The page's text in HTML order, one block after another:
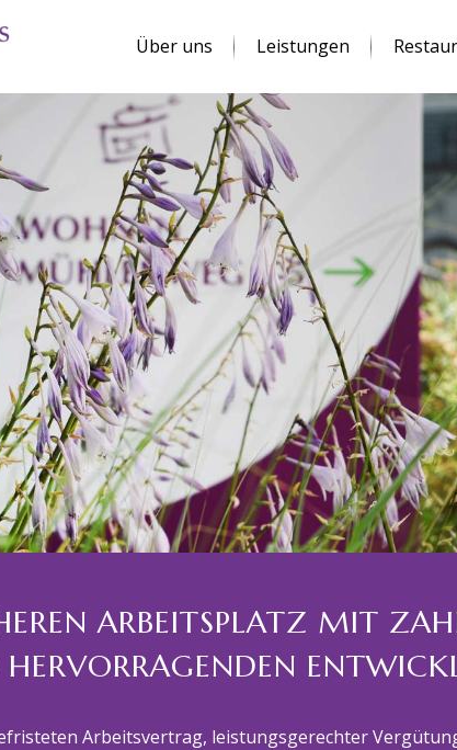
Über uns Leistungen
ARBEITSPLATZ MIT
Arbeitsvertrag, leistungsgerechter